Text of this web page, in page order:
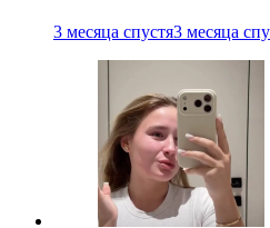
3 месяца спустя3 месяца